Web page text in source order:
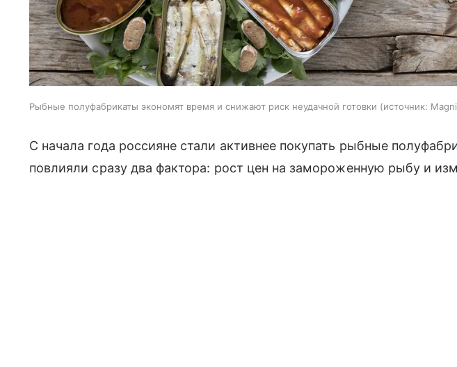
Рыбные полуфабрикаты экономят время и снижают риск неудачной готовки источник:
С начала года россияне стали активнее покупать рыбные
повлияли сразу два фактора: рост цен на замороженную рыбу и